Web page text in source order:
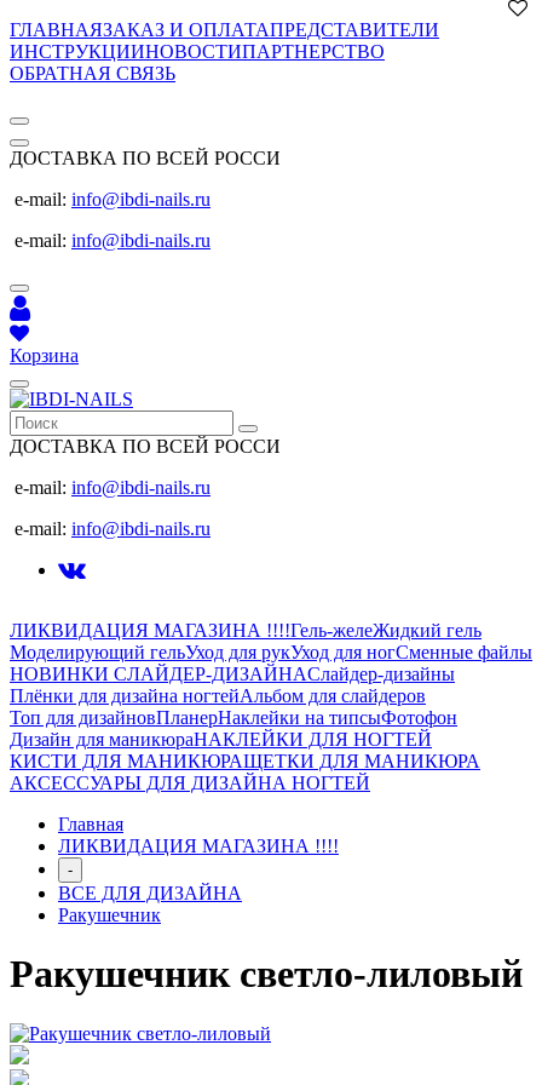
ГЛАВНАЯЗАКАЗ И ОПЛАТАПРЕДСТАВИТЕЛИ
ИНСТРУКЦИИНОВОСТИПАРТНЕРСТВО
ОБРАТНАЯ СВЯЗЬ
ДОСТАВКА ПО ВСЕЙ РОССИ
e-mail: info@ibdi-nails.ru
e-mail: info@ibdi-nails.ru
Корзина
ДОСТАВКА ПО ВСЕЙ РОССИ
e-mail: info@ibdi-nails.ru
e-mail: info@ibdi-nails.ru
ЛИКВИДАЦИЯ МАГАЗИНА !!!!Гель-желеЖидкий гель
Моделирующий гельУход для рукУход для ногСменные файлы
НОВИНКИ СЛАЙДЕР-ДИЗАЙНАСлайдер-дизайны
Плёнки для дизайна ногтейАльбом для слайдеров
Топ для дизайновПланерНаклейки на типсыФотофон
Дизайн для маникюраНАКЛЕЙКИ ДЛЯ НОГТЕЙ
КИСТИ ДЛЯ МАНИКЮРАЩЕТКИ ДЛЯ МАНИКЮРА
АКСЕССУАРЫ ДЛЯ ДИЗАЙНА НОГТЕЙ
Главная
ЛИКВИДАЦИЯ МАГАЗИНА !!!!
-
ВСЕ ДЛЯ ДИЗАЙНА
Ракушечник
Ракушечник светло-лиловый